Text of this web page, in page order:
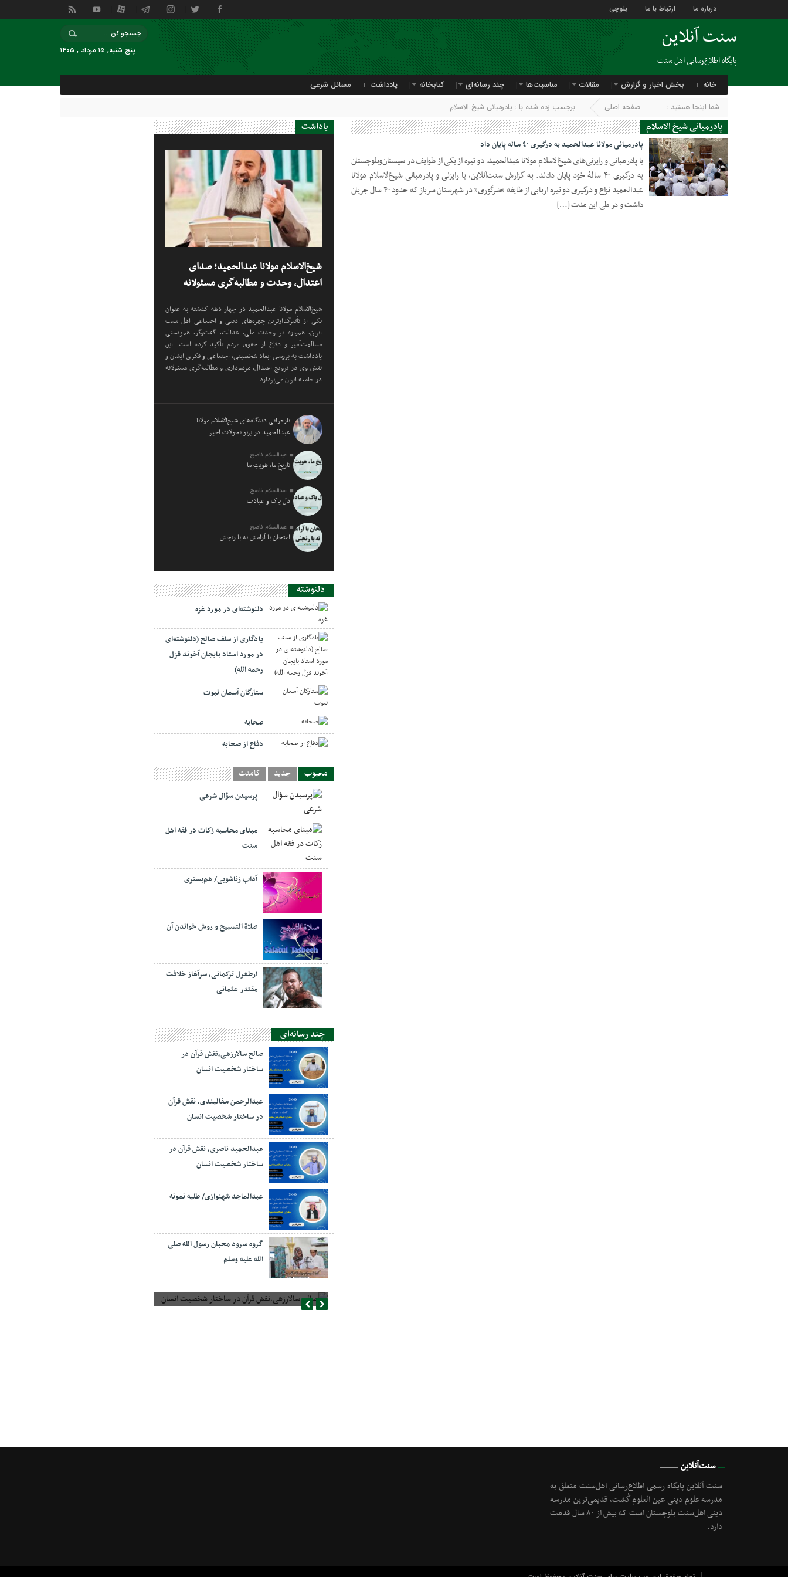
درباره ما ارتباط با ما بلوچی
سنت آنلاین
پایگاه اطلاع‌رسانی اهل سنت
پنج شنبه, ۱۵ مرداد , ۱۴۰۵
خانه بخش اخبار و گزارش مقالات مناسبت‌ها چند رسانه‌ای کتابخانه یادداشت مسائل شرعی
شما اینجا هستید : صفحه اصلی برچسب زده شده با : پادرمیانی شیخ الاسلام
پادرمیانی شیخ الاسلام
06 اکتبر 2018
پادرمیانی مولانا عبدالحمید به درگیری ٤٠ ساله پایان داد
با پادرمیانی و رایزنی‌های شیخ‌الاسلام مولانا عبدالحمید، دو تیره از یکی از طوایف در سیستان‌‌وبلوچستان
به درگیری ۴۰ سالۀ خود پایان دادند. به گزارش سنت‌آنلاین، با رایزنی و پادرمیانی شیخ‌الاسلام مولانا
عبدالحمید نزاع و درگیری دو تیره اربابی از طایفه “سَرکَوری” در شهرستان سرباز که حدود ۴۰ سال جریان
داشت و در طی این مدت […]
یاداشت
شیخ‌الاسلام مولانا عبدالحمید؛ صدای
اعتدال، وحدت و مطالبه‌گری مسئولانه
شیخ‌الاسلام مولانا عبدالحمید در چهار دهه گذشته به عنوان
یکی از تأثیرگذارترین چهره‌های دینی و اجتماعی اهل سنت
ایران، همواره بر وحدت ملی، عدالت، گفت‌وگو، همزیستی
مسالمت‌آمیز و دفاع از حقوق مردم تأکید کرده است. این
یادداشت به بررسی ابعاد شخصیتی، اجتماعی و فکری ایشان و
نقش وی در ترویج اعتدال، مردم‌داری و مطالبه‌گری مسئولانه
در جامعه ایران می‌پردازد.
بازخوانی دیدگاه‌های شیخ‌الاسلام مولانا
عبدالحمید در پرتو تحولات اخیر
عبدالسلام ناصح
تاریخِ ما، هویتِ ما
عبدالسلام ناصح
دل پاک و عبادت
عبدالسلام ناصح
امتحان با آرامش نه با رنجش
دلنوشته
دلنوشته‌ای در مورد غزه
یادگاری از سلف صالح (دلنوشته‌ای
در مورد استاد بایجان آخوند قزل
رحمه الله)
ستارگان آسمان نبوت
صحابه
دفاع از صحابه
محبوب جدید کامنت
پرسیدن سؤال شرعی
مبنای محاسبه زکات در فقه اهل
سنت
آداب زناشویی/ هم‌بستری
صلاة التسبيح و روش خواندن آن
ارطغرل ترکمانی، سرآغاز خلافت
مقتدر عثمانی
چند رسانه‌ای
صالح سالارزهی،‌نقش قرآن در
ساختار شخصیت انسان
عبدالرحمن سفالبندی، نقش قرآن
در ساختار شخصیت انسان
عبدالحمید ناصری، نقش قرآن در
ساختار شخصیت انسان
عبدالماجد شهنوازی/ طلبه نمونه
گروه سرود محبان رسول الله صلی
الله علیه وسلم
صالح سالارزهی،‌نقش قرآن در ساختار شخصیت انسان
سنت‌آنلاین
سنت آنلاین پایگاه رسمی اطلاع‌رسانی اهل‌سنت متعلق به
مدرسه علوم دینی عین العلوم گُشت, قدیمی‌ترین مدرسه
دینی اهل‌سنت بلوچستان است که بیش از ۸۰ سال قدمت
دارد.